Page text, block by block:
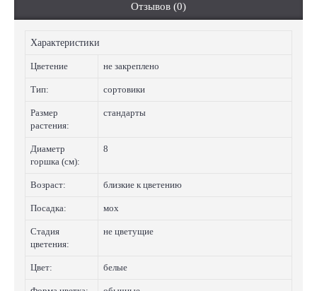
Отзывов (0)
Характеристики
Цветение не закреплено
Тип: сортовики
Размер
растения:
стандарты
Диаметр
горшка (см):
8
Возраст: близкие к цветению
Посадка: мох
Стадия
цветения:
не цветущие
Цвет: белые